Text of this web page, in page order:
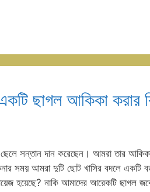
ছাগল আকিকা করার
সন্তান দান করেছেন। আমরা তার আকিকা
সময় আমরা দুটি ছোট খাসির বদলে একটি
হয়েছে? নাকি আমাদের আরেকটি ছাগল